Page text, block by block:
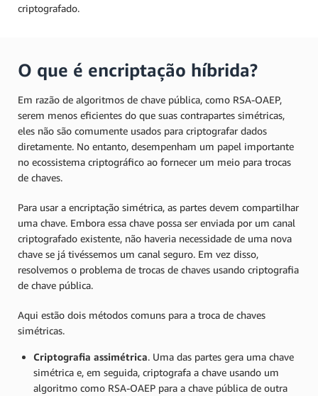
criptografado.
O que é encriptação híbrida?
Em razão de algoritmos de chave pública, como RSA-OAEP,
serem menos eficientes do que suas contrapartes simétricas,
eles não são comumente usados para criptografar dados
diretamente. No entanto, desempenham um papel importante
no ecossistema criptográfico ao fornecer um meio para trocas
de chaves.
Para usar a encriptação simétrica, as partes devem compartilhar
uma chave. Embora essa chave possa ser enviada por um canal
criptografado existente, não haveria necessidade de uma nova
chave se já tivéssemos um canal seguro. Em vez disso,
resolvemos o problema de trocas de chaves usando criptografia
de chave pública.
Aqui estão dois métodos comuns para a troca de chaves
simétricas.
Criptografia assimétrica. Uma das partes gera uma chave
simétrica e, em seguida, criptografa a chave usando um
algoritmo como RSA-OAEP para a chave pública de outra